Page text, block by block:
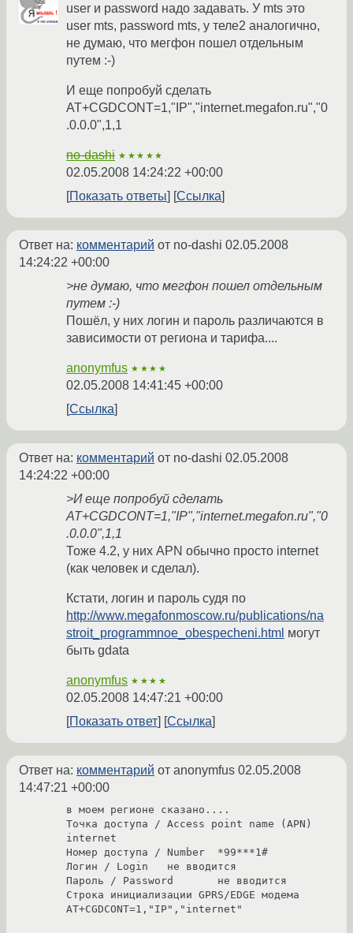
user и password надо задавать. У mts это
user mts, password mts, у теле2 аналогично,
не думаю, что мегфон пошел отдельным
путем :-)
И еще попробуй сделать
AT+CGDCONT=1,"IP","internet.megafon.ru","0
.0.0.0",1,1
no-dashi ★★★★★
02.05.2008 14:24:22 +00:00
Показать ответы
Ссылка
Ответ на: комментарий от no-dashi 02.05.2008
14:24:22 +00:00
>не думаю, что мегфон пошел отдельным
путем :-)
Пошёл, у них логин и пароль различаются в
зависимости от региона и тарифа....
anonymfus ★★★★
02.05.2008 14:41:45 +00:00
Ссылка
Ответ на: комментарий от no-dashi 02.05.2008
14:24:22 +00:00
>И еще попробуй сделать
AT+CGDCONT=1,"IP","internet.megafon.ru","0
.0.0.0",1,1
Тоже 4.2, у них APN обычно просто internet
(как человек и сделал).
Кстати, логин и пароль судя по
http://www.megafonmoscow.ru/publications/na
stroit_programmnoe_obespecheni.html могут
быть gdata
anonymfus ★★★★
02.05.2008 14:47:21 +00:00
Показать ответ
Ссылка
Ответ на: комментарий от anonymfus 02.05.2008
14:47:21 +00:00
в моем регионе сказано....
Точка доступа / Access point name (APN)
internet
Номер доступа / Number	*99***1#
Логин / Login	не вводится
Пароль / Password	не вводится
Cтрока инициализации GPRS/EDGE модема
AT+CGDCONT=1,"IP","internet"